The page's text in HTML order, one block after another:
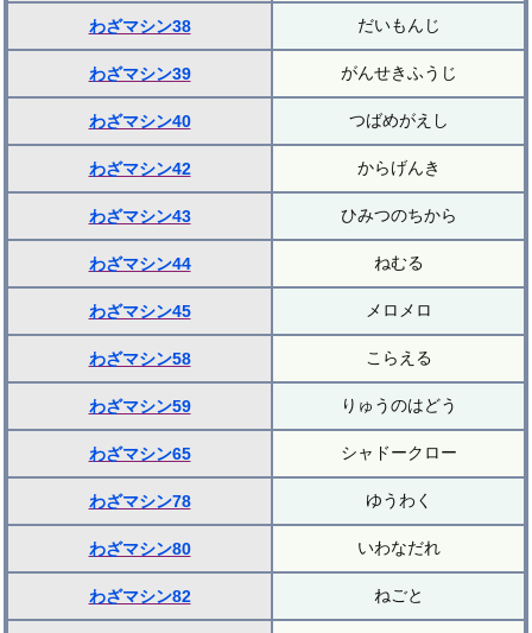
わざマシン38 だいもんじ
わざマシン39 がんせきふうじ
わざマシン40 つばめがえし
わざマシン42 からげんき
わざマシン43 ひみつのちから
わざマシン44 ねむる
わざマシン45 メロメロ
わざマシン58 こらえる
わざマシン59 りゅうのはどう
わざマシン65 シャドークロー
わざマシン78 ゆうわく
わざマシン80 いわなだれ
わざマシン82 ねごと